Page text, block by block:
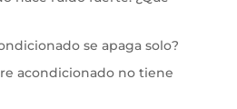
se apaga solo?
acondicionado no tiene